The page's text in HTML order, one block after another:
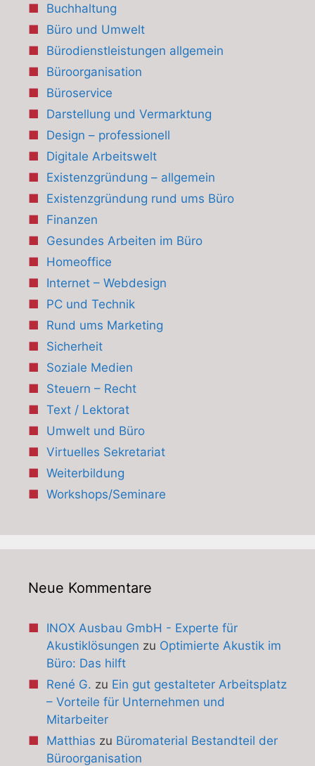
Buchhaltung
Büro und Umwelt
Bürodienstleistungen allgemein
Büroorganisation
Büroservice
Darstellung und Vermarktung
Design – professionell
Digitale Arbeitswelt
Existenzgründung – allgemein
Existenzgründung rund ums Büro
Finanzen
Gesundes Arbeiten im Büro
Homeoffice
Internet – Webdesign
PC und Technik
Rund ums Marketing
Sicherheit
Soziale Medien
Steuern – Recht
Text / Lektorat
Umwelt und Büro
Virtuelles Sekretariat
Weiterbildung
Workshops/Seminare
Neue Kommentare
INOX Ausbau GmbH - Experte für
Akustiklösungen zu Optimierte Akustik im
Büro: Das hilft
René G. zu Ein gut gestalteter Arbeitsplatz
– Vorteile für Unternehmen und
Mitarbeiter
Matthias zu Büromaterial Bestandteil der
Büroorganisation